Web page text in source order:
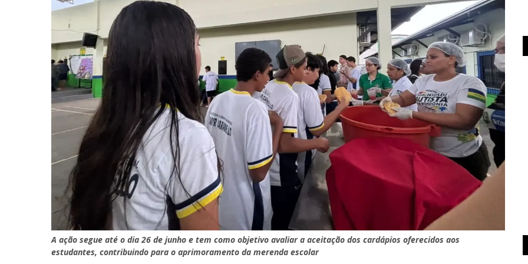
A ação segue até o dia 26 de junho e tem como objetivo avaliar a aceitação dos cardápios oferecidos aos
estudantes, contribuindo para o aprimoramento da merenda escolar